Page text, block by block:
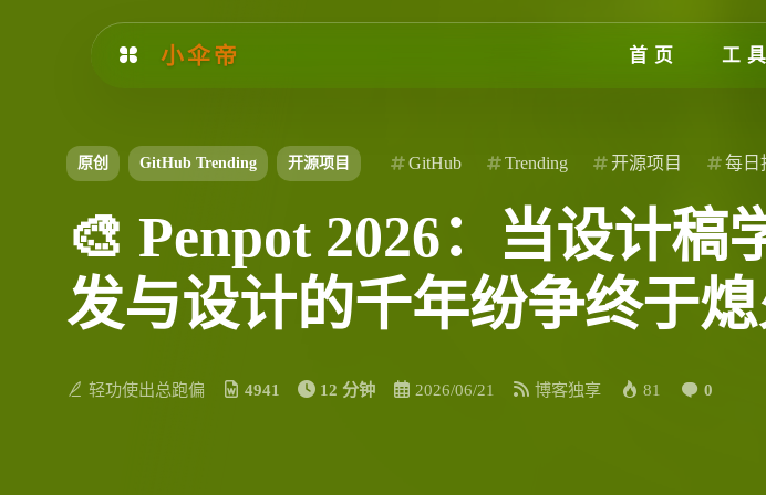
小伞帝 首页 工具
原创 GitHub Trending 开源项目 GitHub Trending 开源项目 每日
🎨 Penpot 2026：当设计
发与设计的千年纷争终于
轻功使出总跑偏 4941 12 分钟 2026/06/21 博客独享 81 0